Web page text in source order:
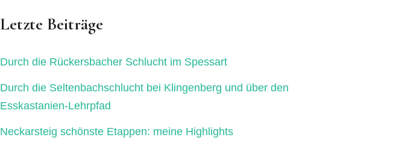
Letzte Beiträge
Durch die Rückersbacher Schlucht im Spessart
Durch die Seltenbachschlucht bei Klingenberg und über den
Esskastanien-Lehrpfad
Neckarsteig schönste Etappen: meine Highlights